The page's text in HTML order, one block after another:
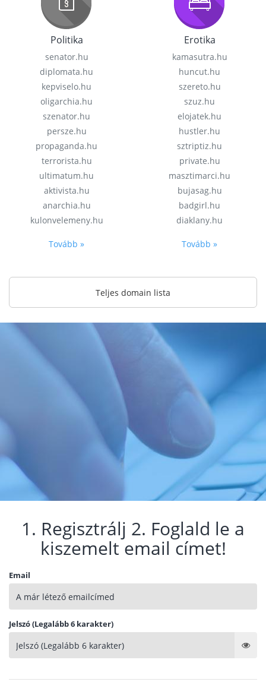
Politika
senator.hu
diplomata.hu
kepviselo.hu
oligarchia.hu
szenator.hu
persze.hu
propaganda.hu
terrorista.hu
ultimatum.hu
aktivista.hu
anarchia.hu
kulonvelemeny.hu
Tovább »
Erotika
kamasutra.hu
huncut.hu
szereto.hu
szuz.hu
elojatek.hu
hustler.hu
sztriptiz.hu
private.hu
masztimarci.hu
bujasag.hu
badgirl.hu
diaklany.hu
Tovább »
Teljes domain lista
1. Regisztrálj 2. Foglald le a
kiszemelt email címet!
Email
Jelszó (Legalább 6 karakter)